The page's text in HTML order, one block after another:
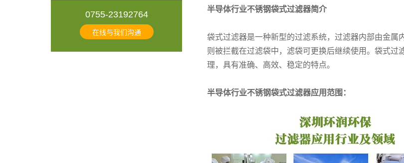
半导体行业不锈钢袋式过滤器简介
袋式过滤器是一种新型的过滤系统，过滤器内部由金
则被拦截在过滤袋中，滤袋可更换后继续使用。袋式
理，具有准确、高效、稳定的特点。
半导体行业不锈钢袋式过滤器应用范围：
0755-23192764
在线与我们沟通